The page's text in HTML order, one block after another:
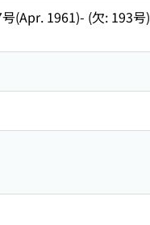
(Apr. 1961)- (欠: 193号)